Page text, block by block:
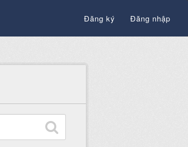
Đăng ký Đăng nhập